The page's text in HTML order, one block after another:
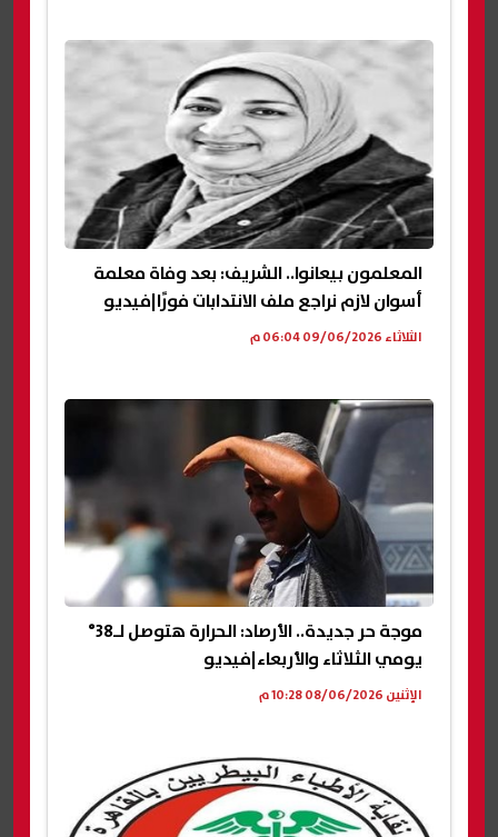
المعلمون بيعانوا.. الشريف: بعد وفاة معلمة
أسوان لازم نراجع ملف الانتدابات فورًا|فيديو
الثلاثاء 09/06/2026 06:04 م
موجة حر جديدة.. الأرصاد: الحرارة هتوصل لـ38°
يومي الثلاثاء والأربعاء|فيديو
الإثنين 08/06/2026 10:28 م